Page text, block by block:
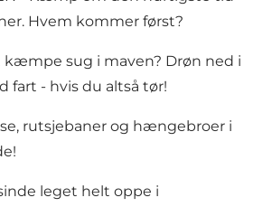
Hvem kommer først?
kæmpe sug i maven? Drøn ned i
fart - hvis du altså tør!
rutsjebaner og hængebroer i
leget helt oppe i